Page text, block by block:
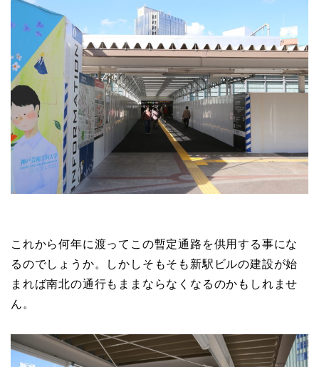
これから何年に渡ってこの暫定通路を供用する事にな
るのでしょうか。しかしそもそも新駅ビルの建設が始
まれば南北の通行もままならなくなるのかもしれませ
ん。